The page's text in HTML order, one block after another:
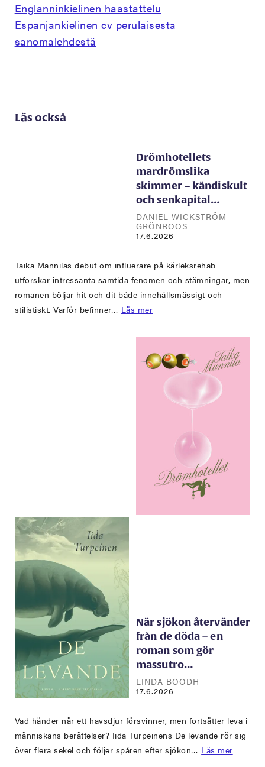
Englanninkielinen haastattelu
Espanjankielinen cv perulaisesta
sanomalehdestä
Läs också
Drömhotellets
mardrömslika
skimmer – kändiskult
och senkapital…
DANIEL WICKSTRÖM
GRÖNROOS
17.6.2026
Taika Mannilas debut om influerare på kärleksrehab
utforskar intressanta samtida fenomen och stämningar, men
romanen böljar hit och dit både innehållsmässigt och
stilistiskt. Varför befinner… Läs mer
När sjökon återvänder
från de döda – en
roman som gör
massutro…
LINDA BOODH
17.6.2026
Vad händer när ett havsdjur försvinner, men fortsätter leva i
människans berättelser? Iida Turpeinens De levande rör sig
över flera sekel och följer spåren efter sjökon… Läs mer